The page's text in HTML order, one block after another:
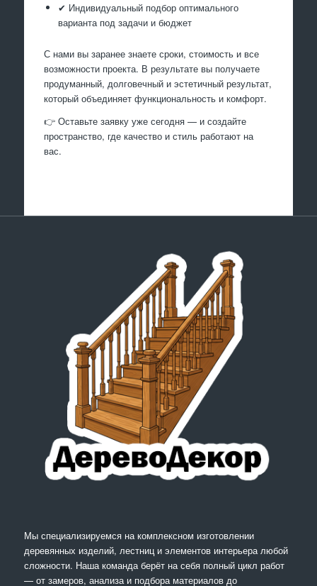
✔ Индивидуальный подбор оптимального
варианта под задачи и бюджет
С нами вы заранее знаете сроки, стоимость и все
возможности проекта. В результате вы получаете
продуманный, долговечный и эстетичный результат,
который объединяет функциональность и комфорт.
👉 Оставьте заявку уже сегодня — и создайте
пространство, где качество и стиль работают на
вас.
Мы специализируемся на комплексном изготовлении
деревянных изделий, лестниц и элементов интерьера любой
сложности. Наша команда берёт на себя полный цикл работ
— от замеров, анализа и подбора материалов до